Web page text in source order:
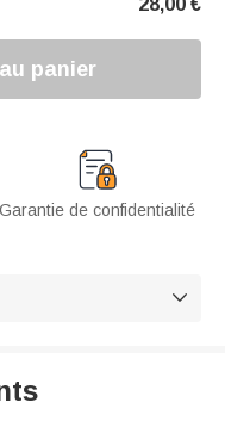
28,00 €
panier
Garantie de confidentialité
